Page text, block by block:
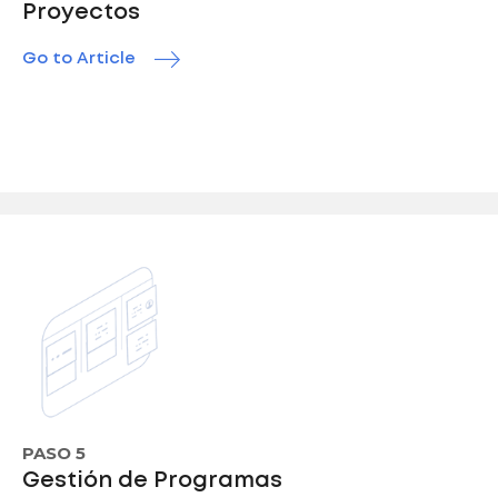
Proyectos
Go to Article
PASO 5
Gestión de Programas